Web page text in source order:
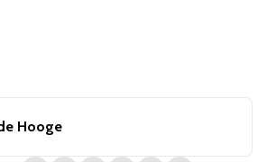
Hooge